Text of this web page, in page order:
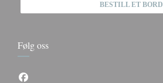
BESTILL ET BORD
Følg oss